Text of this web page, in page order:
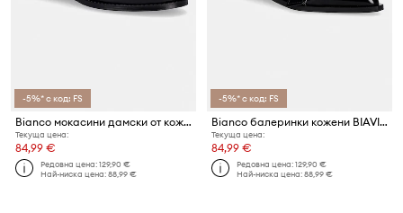
-5%* с код: FS
Bianco мокасини дамски от кожа BIAPOP
Текуща цена:
84,99 €
Редовна цена:129,90 €
Най-ниска цена:88,99 €
-5%* с код: FS
Bianco балеринки кожени BIAVICTORIA
Текуща цена:
84,99 €
Редовна цена:129,90 €
Най-ниска цена:88,99 €